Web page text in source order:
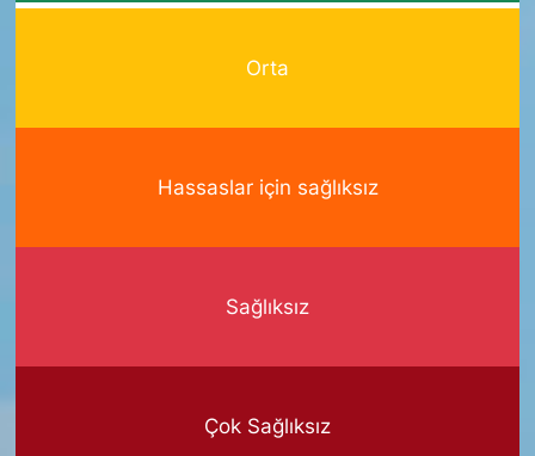
Orta
Hassaslar için sağlıksız
Sağlıksız
Çok Sağlıksız